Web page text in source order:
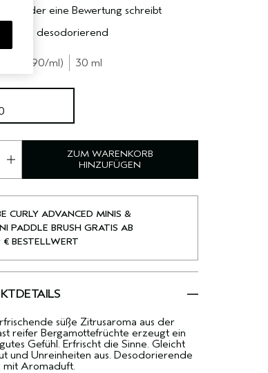
Erste, der eine Bewertung schreibt
und desodorierend
€0.90/ml 30 ml
ZUM WARENKORB
HINZUFÜGEN
CURLY ADVANCED MINIS &
PADDLE BRUSH GRATIS AB
BESTELLWERT
süße Zitrusaroma aus der
reifer Bergamottefrüchte erzeugt ein
Gefühl. Erfrischt die Sinne. Gleicht
und Unreinheiten aus. Desodorierende
mit Aromaduft.